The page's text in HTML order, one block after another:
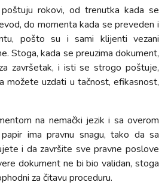
rokovi, od trenutka kada se
do momenta kada se preveden i
pošto su i sami klijenti vezani
Stoga, kada se preuzima dokument,
završetak, i isti se strogo poštuje,
možete uzdati u tačnost, efikasnost,
na nemački jezik i sa overom
ima pravnu snagu, tako da sa
i da završite sve pravne poslove
dokument ne bi bio validan, stoga
za čitavu proceduru.